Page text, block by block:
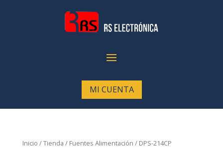
MI CUENTA
Inicio /Tienda / Fuentes Alimentación / DPS-214CP